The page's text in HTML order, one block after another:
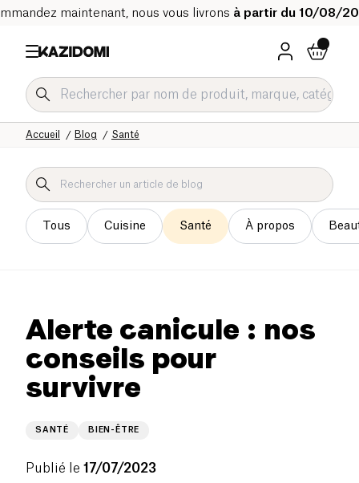
maintenant, nous vous livrons à partir du 10/08/
Santé
Blog
Accueil
Tous Cuisine Santé À propos
Alerte canicule : nos
conseils pour
survivre
SANTÉ BIEN-ÊTRE
Publié le 17/07/2023